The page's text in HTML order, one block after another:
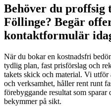
Behöver du proffsig
Föllinge? Begär
kontaktformulär
När du bokar en kostnadsfri
tydlig plan, fast prisförslag och
takets skick och material. Vi utför
och verksamhet, håller rent runt
förebyggande resultat som
bekymmer på sikt.